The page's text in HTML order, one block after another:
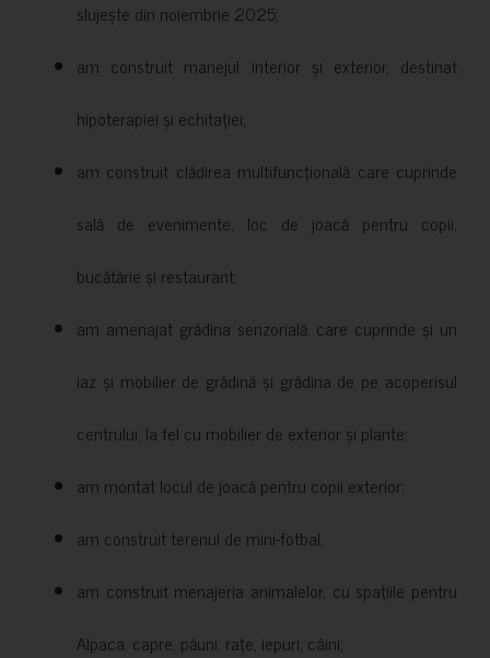
slujește din noiembrie 2025;
am construit manejul interior și exterior, destinat
hipoterapiei și echitației;
am construit clădirea multifuncțională care cuprinde
sală de evenimente, loc de joacă pentru copii,
bucătărie și restaurant;
am amenajat grădina senzorială, care cuprinde și un
iaz și mobilier de grădină și grădina de pe acoperisul
centrului, la fel cu mobilier de exterior și plante;
am montat locul de joacă pentru copii exterior;
am construit terenul de mini-fotbal;
am construit menajeria animalelor, cu spațiile pentru
Alpaca, capre, păuni, rațe, iepuri, câini;